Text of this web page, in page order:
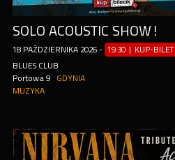
SOLO ACOUSTIC SHOW!
18 PAŹDZIERNIKA 2026 - 19:30 | KUP-BILET
BLUES CLUB
Portowa 9
GDYNIA
MUZYKA